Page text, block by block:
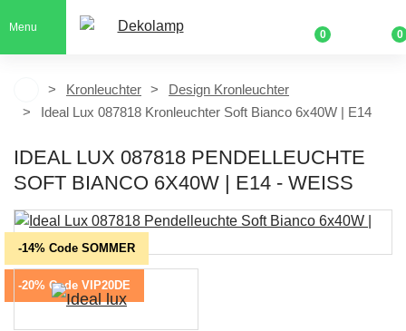
Menu
0 0
Kronleuchter
Design Kronleuchter
Ideal Lux 087818 Kronleuchter Soft Bianco 6x40W | E14
IDEAL LUX 087818 PENDELLEUCHTE
SOFT BIANCO 6X40W | E14 - WEISS
-14% Code SOMMER
-20% Code VIP20DE